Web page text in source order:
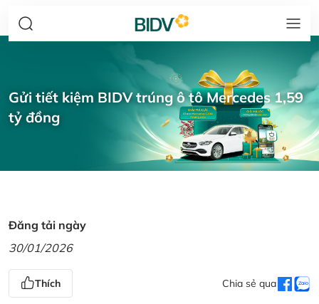
Gửi tiết kiệm BIDV trúng ô tô Mercedes 1,59
tỷ đồng
Đăng tải ngày
30/01/2026
Thích Chia sẻ qua